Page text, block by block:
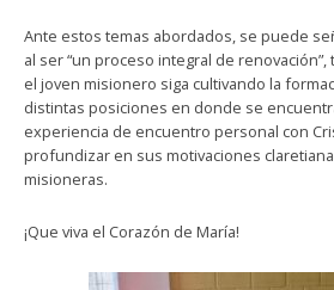
Ante estos temas abordados, se puede
al ser “un proceso integral de
el joven misionero siga cultivando la
distintas posiciones en donde se
experiencia de encuentro personal con
profundizar en sus motivaciones
misioneras.
¡Que viva el Corazón de María!